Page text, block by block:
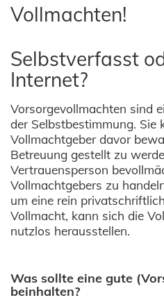
Vollmachten!
Selbstverfasst
Internet?
Vorsorgevollmachten sind
der Selbstbestimmung. Sie
Vollmachtgeber davor
Betreuung gestellt zu
Vertrauensperson
Vollmachtgebers zu
um eine rein
Vollmacht, kann sich die
nutzlos herausstellen.
Was sollte eine gute
beinhalten?